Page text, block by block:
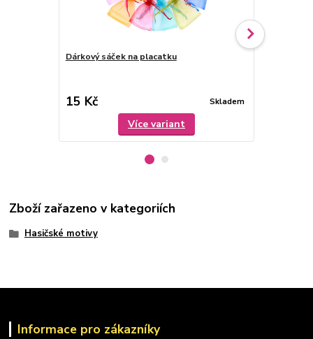
Dárkový sáček na placatku
15 Kč Skladem
Více variant
Zboží zařazeno v kategoriích
Hasičské motivy
Informace pro zákazníky